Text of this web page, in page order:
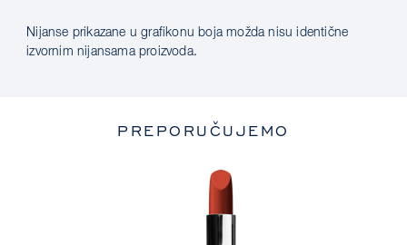
Nijanse prikazane u grafikonu boja možda nisu identične
izvornim nijansama proizvoda.
PREPORUČUJEMO